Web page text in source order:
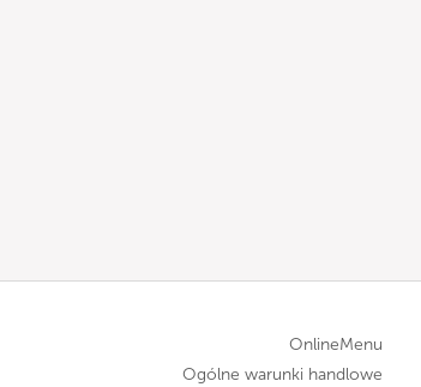
OnlineMenu
Ogólne warunki handlowe